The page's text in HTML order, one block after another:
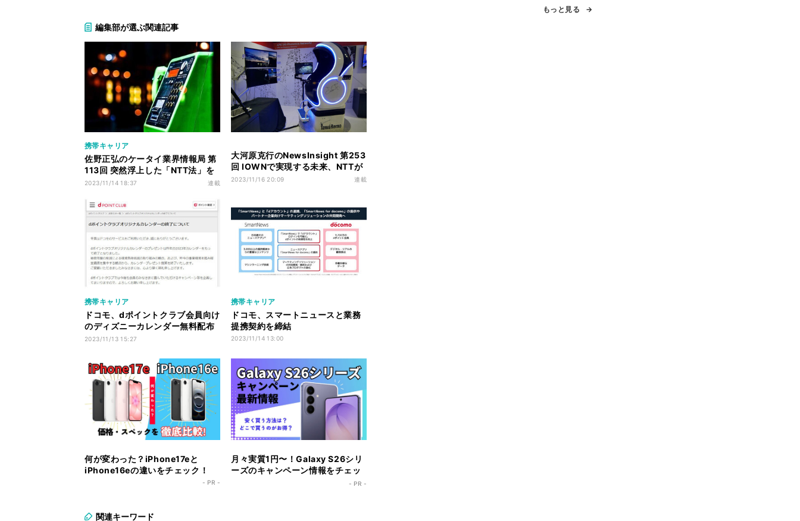
編集部が選ぶ関連記事
携帯キャリア
佐野正弘のケータイ業界情報局 第
113回 突然浮上した「NTT法」を
巡る議論、なぜNTT法を見直す必
2023/11/14 18:37 連載
大河原克行のNewsInsight 第253
回 IOWNで実現する未来、NTTが
R&D FORUM 2023で具体化した
2023/11/16 20:09 連載
携帯キャリア
ドコモ、dポイントクラブ会員向け
のディズニーカレンダー無料配布
を打ち切り
2023/11/13 15:27
携帯キャリア
ドコモ、スマートニュースと業務
提携契約を締結
2023/11/14 13:00
何が変わった？iPhone17eと
iPhone16eの違いをチェック！
- PR -
月々実質1円〜！Galaxy S26シリ
ーズのキャンペーン情報をチェッ
- PR -
関連キーワード
もっと見る